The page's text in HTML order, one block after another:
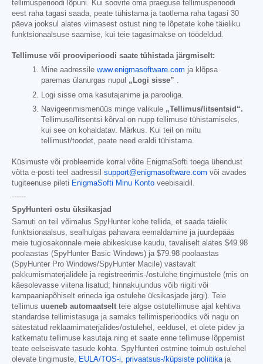
tellimusperioodi lõpuni. Kui soovite oma praeguse tellimusperioodi
eest raha tagasi saada, peate tühistama ja taotlema raha tagasi 30
päeva jooksul alates viimasest ostust ning te lõpetate kohe täieliku
funktsionaalsuse saamise, kui teie tagasimakse on töödeldud.
Tellimuse või prooviperioodi saate tühistada järgmiselt:
Mine aadressile www.enigmasoftware.com ja klõpsa
paremas ülanurgas nupul „Logi sisse” .
Logi sisse oma kasutajanime ja parooliga.
Navigeerimismenüüs minge valikule „Tellimus/litsentsid“.
Tellimuse/litsentsi kõrval on nupp tellimuse tühistamiseks,
kui see on kohaldatav. Märkus. Kui teil on mitu
tellimust/toodet, peate need eraldi tühistama.
Küsimuste või probleemide korral võite EnigmaSofti toega ühendust
võtta e-posti teel aadressil support@enigmasoftware.com või avades
tugiteenuse pileti EnigmaSofti Minu Konto veebisaidil.
------
SpyHunteri ostu üksikasjad
Samuti on teil võimalus SpyHunter kohe tellida, et saada täielik
funktsionaalsus, sealhulgas pahavara eemaldamine ja juurdepääs
meie tugiosakonnale meie abikeskuse kaudu, tavaliselt alates $49.98
poolaastas (SpyHunter Basic Windows) ja $79.98 poolaastas
(SpyHunter Pro Windows/SpyHunter Macile) vastavalt
pakkumismaterjalidele ja registreerimis-/ostulehe tingimustele (mis on
käesolevasse viitena lisatud; hinnakujundus võib riigiti või
kampaaniapõhiselt erineda iga ostulehe üksikasjade järgi). Teie
tellimus uueneb automaatselt teie algse ostutellimuse ajal kehtiva
standardse tellimistasuga ja samaks tellimisperioodiks või nagu on
sätestatud reklaamimaterjalides/ostulehel, eeldusel, et olete pidev ja
katkematu tellimuse kasutaja ning et saate enne tellimuse lõppemist
teate eelseisvate tasude kohta. SpyHunteri ostmine toimub ostulehel
olevate tingimuste,
EULA/TOS-i privaatsus-/küpsiste poliitika ja